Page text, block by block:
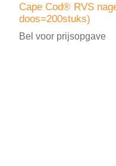
Cape Cod® RVS
doos=200stuks)
Bel voor prijsopgave